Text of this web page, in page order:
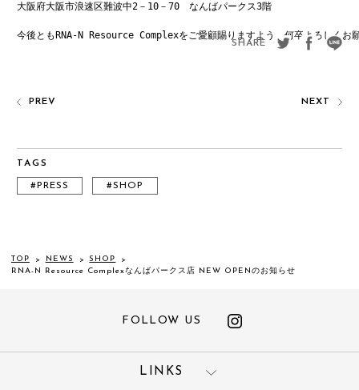
大阪府大阪市浪速区難波中2－10－70　なんばパークス3階
今後ともRNA-N Resource Complexをご愛顧賜りますよう、何卒よろしくお
SHARE
PREV NEXT
TAGS
#PRESS #SHOP
TOP > NEWS > SHOP
>
RNA-N Resource Complexなんばパークス店 NEW OPENのお知らせ
FOLLOW US
LINKS